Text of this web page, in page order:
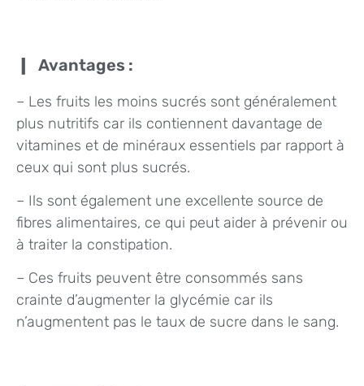
Avantages :
– Les fruits les moins sucrés sont généralement
plus nutritifs car ils contiennent davantage de
vitamines et de minéraux essentiels par rapport à
ceux qui sont plus sucrés.
– Ils sont également une excellente source de
fibres alimentaires, ce qui peut aider à prévenir ou
à traiter la constipation.
– Ces fruits peuvent être consommés sans
crainte d’augmenter la glycémie car ils
n’augmentent pas le taux de sucre dans le sang.